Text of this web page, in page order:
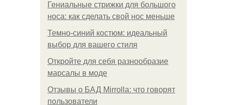
Гениальные стрижки для большого
носа: как сделать свой нос меньше
Темно-синий костюм: идеальный
выбор для вашего стиля
Откройте для себя разнообразие
марсалы в моде
Отзывы о БАД Mirrolla: что говорят
пользователи